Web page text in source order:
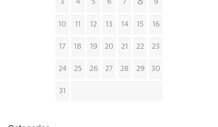
3 4 5 6 7 9
10 11 12 13 14 15 16
17 18 19 20 21 22 23
24 25 26 27 28 29 30
31